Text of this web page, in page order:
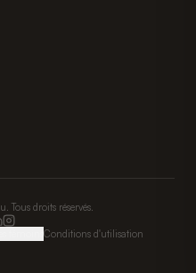
Tous droits réservés.
Conditions d'utilisation